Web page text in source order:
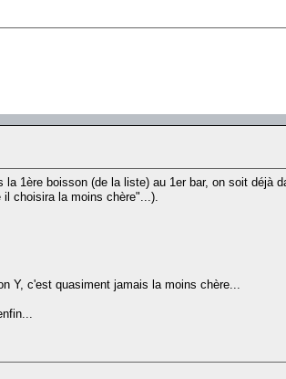
1ère boisson (de la liste) au 1er bar, on soit déjà
choisira la moins chère"...).
Y, c'est quasiment jamais la moins chère...